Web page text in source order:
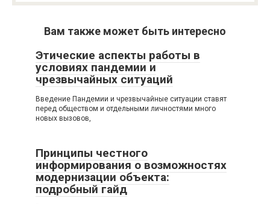
Вам также может быть интересно
Этические аспекты работы в
условиях пандемии и
чрезвычайных ситуаций
Введение Пандемии и чрезвычайные ситуации ставят
перед обществом и отдельными личностями много
новых вызовов,
Принципы честного
информирования о возможностях
модернизации объекта:
подробный гайд